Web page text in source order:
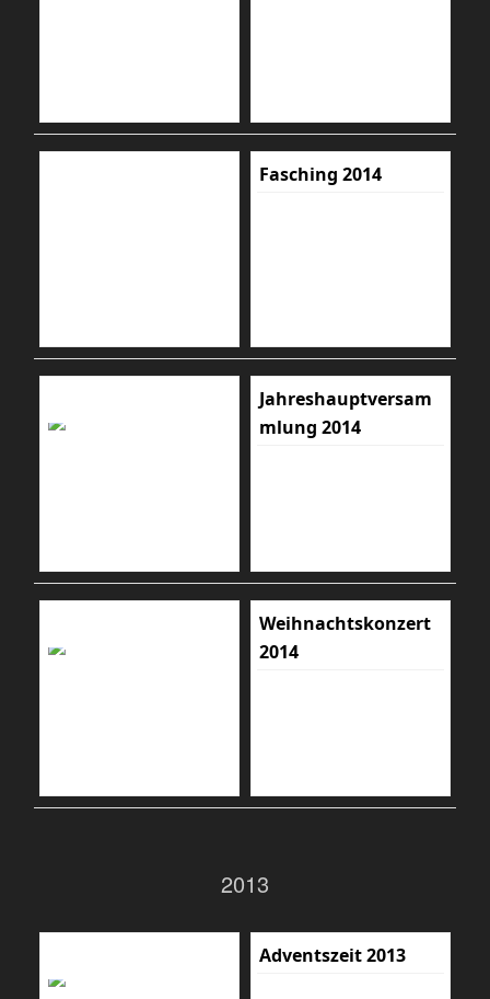
Fasching 2014
Jahreshauptversam
mlung 2014
Weihnachtskonzert
2014
2013
Adventszeit 2013